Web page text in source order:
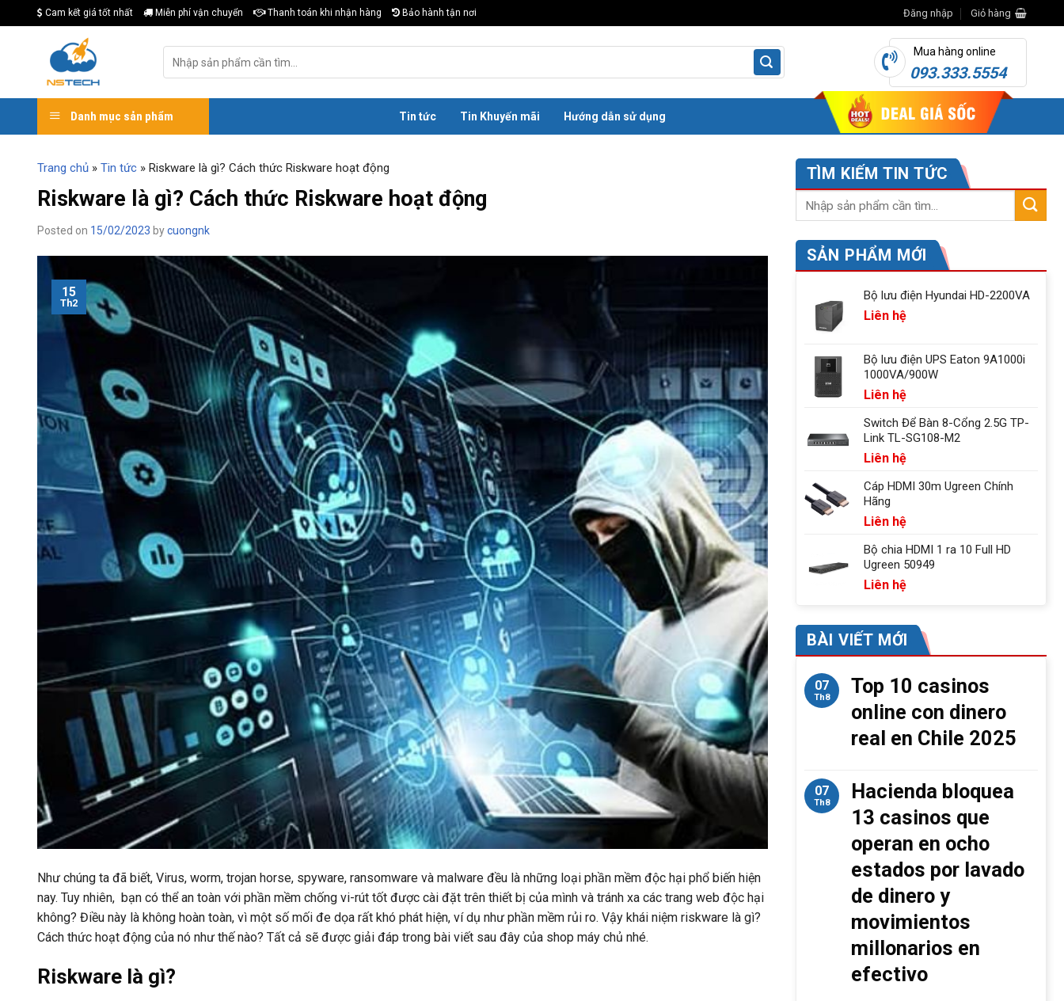
to
Cam kết giá tốt nhất Miễn phí vận chuyển Thanh toán khi nhận hàng Bảo hành tận nơi Đăng nhập Giỏ hàng
kiếm:
Mua hàng online
093.333.5554
Danh mục sản phẩm Tin tức Tin Khuyến mãi Hướng dẫn sử dụng
Trang chủ » Tin tức » Riskware là gì? Cách thức Riskware hoạt động
Riskware là gì? Cách thức Riskware hoạt động
Posted on 15/02/2023 bycuongnk
15
Th2
Như chúng ta đã biết, Virus, worm, trojan horse, spyware, ransomware và malware đều là những loại phần mềm độc hại phổ biến hiện
nay. Tuy nhiên, bạn có thể an toàn với phần mềm chống vi-rút tốt được cài đặt trên thiết bị của mình và tránh xa các trang web độc hại
không? Điều này là không hoàn toàn, vì một số mối đe dọa rất khó phát hiện, ví dụ như phần mềm rủi ro. Vậy khái niệm riskware là gì?
Cách thức hoạt động của nó như thế nào? Tất cả sẽ được giải đáp trong bài viết sau đây của shop máy chủ nhé.
Riskware là gì?
TÌM KIẾM TIN TỨC
SẢN PHẨM MỚI
Bộ lưu điện Hyundai HD-2200VA
Liên hệ
Bộ lưu điện UPS Eaton 9A1000i
1000VA/900W
Liên hệ
Switch Để Bàn 8-Cổng 2.5G TP-
Link TL-SG108-M2
Liên hệ
Cáp HDMI 30m Ugreen Chính
Hãng
Liên hệ
Bộ chia HDMI 1 ra 10 Full HD
Ugreen 50949
Liên hệ
BÀI VIẾT MỚI
07
Th8
Top 10 casinos
online con dinero
real en Chile 2025
07
Th8
Hacienda bloquea
13 casinos que
operan en ocho
estados por lavado
de dinero y
movimientos
millonarios en
efectivo